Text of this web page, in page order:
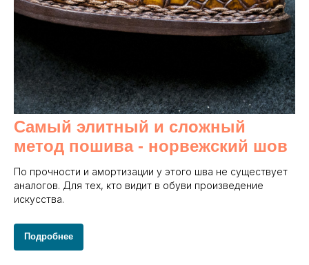
Самый элитный и сложный
метод пошива - норвежский шов
По прочности и амортизации у этого шва не существует
аналогов. Для тех, кто видит в обуви произведение
искусства.
Подробнее